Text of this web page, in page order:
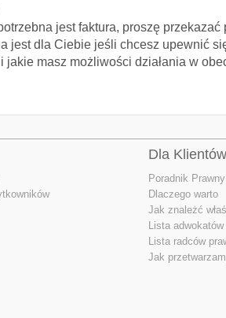
jest faktura, proszę
jest dla Ciebie jeśli chcesz upewnić
jakie masz możliwości działania w
Dla Klientów
Poradnik Prawny
Dlaczego warto
Jak znależć
Lista adwokatów
Lista radców
Jak